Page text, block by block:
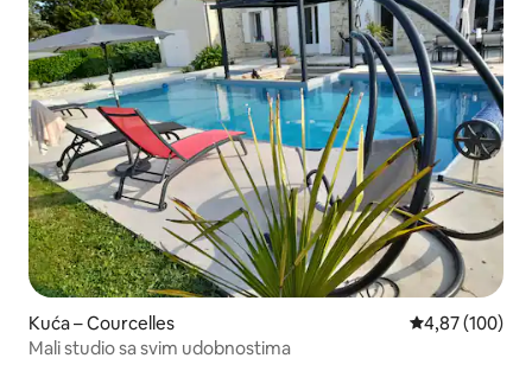
Kuća – Courcelles Prosječna
4,87 (100)
Mali studio sa svim udobnostima